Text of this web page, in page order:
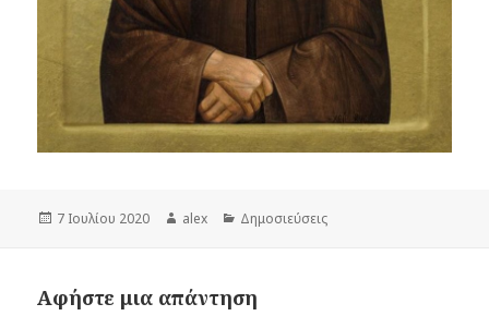
Δημοσιεύτηκε
7 Ιουλίου 2020 Συντάκτης
alex Κατηγορίες
Δημοσιεύσεις
Αφήστε μια απάντηση